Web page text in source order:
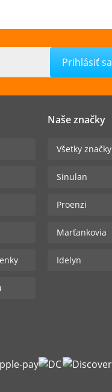
Naše značky
Všetky značky
Sinulan
Proenzi
Marťankovia
Idelyn